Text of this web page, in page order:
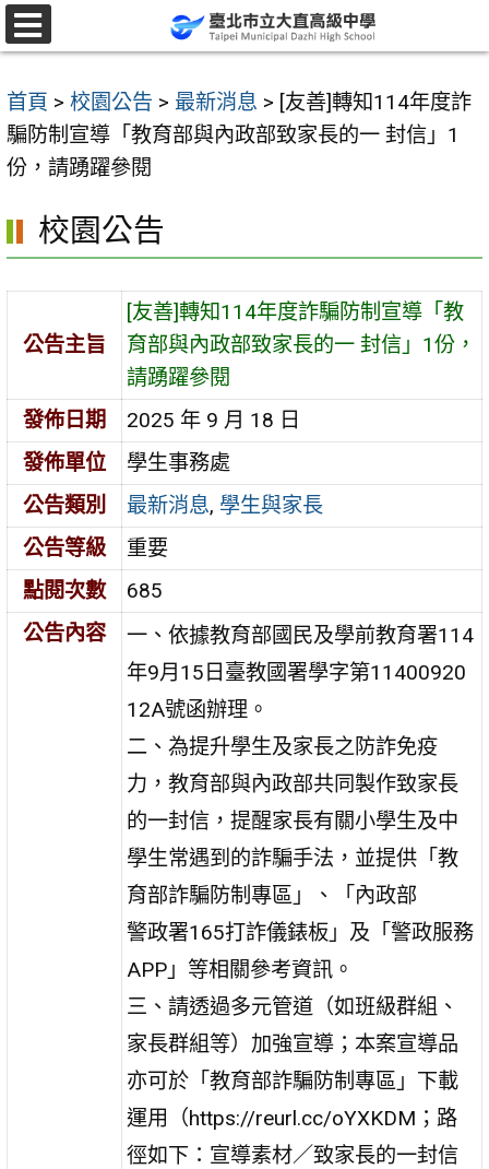
跳
至
要
內
容
首頁 > 校園公告 > 最新消息 > [友善]轉知114年度詐
騙防制宣導「教育部與內政部致家長的一 封信」1
份，請踴躍參閱
校園公告
公告主旨
[友善]轉知114年度詐騙防制宣導「教
育部與內政部致家長的一 封信」1份，
請踴躍參閱
發佈日期
2025 年 9 月 18 日
發佈單位
學生事務處
公告類別
最新消息, 學生與家長
公告等級
重要
點閱次數
685
公告內容
一、依據教育部國民及學前教育署114
年9月15日臺教國署學字第11400920
12A號函辦理。
二、為提升學生及家長之防詐免疫
力，教育部與內政部共同製作致家長
的一封信，提醒家長有關小學生及中
學生常遇到的詐騙手法，並提供「教
育部詐騙防制專區」、「內政部
警政署165打詐儀錶板」及「警政服務
APP」等相關參考資訊。
三、請透過多元管道（如班級群組、
家長群組等）加強宣導；本案宣導品
亦可於「教育部詐騙防制專區」下載
運用（https://reurl.cc/oYXKDM；路
徑如下：宣導素材／致家長的一封信
選
單